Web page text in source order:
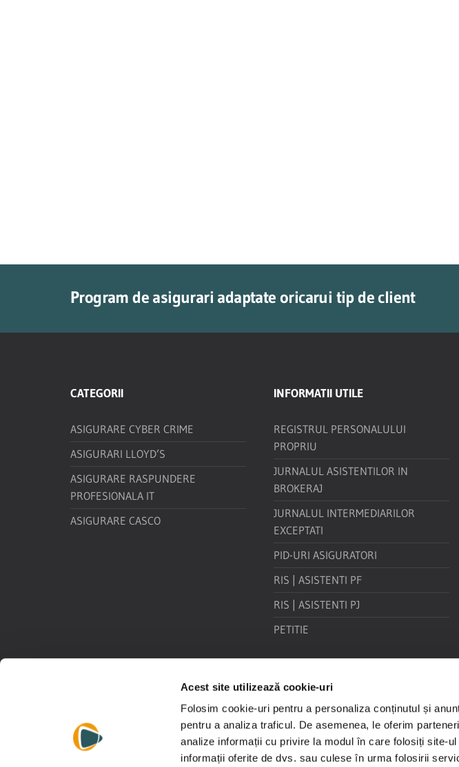
Acest site utilizează cookie-uri
Folosim cookie-uri pentru a personaliza conținutul și
pentru a analiza traficul. De asemenea, le oferim
analize informații cu privire la modul în care folosiți site-
informații oferite de dvs. sau culese în urma folosirii
Program de asigurari adaptate oricarui tip de client
CATEGORII
ASIGURARE CYBER CRIME
ASIGURARI LLOYD’S
ASIGURARE RASPUNDERE
PROFESIONALA IT
ASIGURARE CASCO
INFORMATII UTILE
REGISTRUL PERSONALULUI
PROPRIU
JURNALUL ASISTENTILOR IN
BROKERAJ
JURNALUL INTERMEDIARILOR
EXCEPTATI
PID-URI ASIGURATORI
RIS | ASISTENTI PF
RIS | ASISTENTI PJ
PETITIE